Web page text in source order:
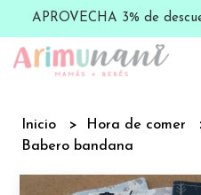
APROVECHA 3% de
Inicio Hora de comer
Babero bandana